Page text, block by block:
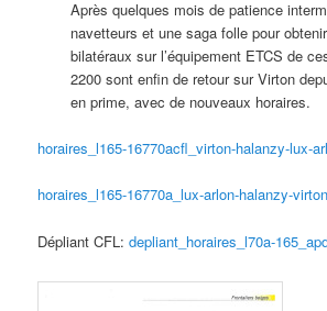
Après quelques mois de patience
navetteurs et une saga folle pour
bilatéraux sur l’équipement ETCS de
2200 sont enfin de retour sur Virton
en prime, avec de nouveaux horaires.
horaires_l165-16770acfl_virton-halanzy-lux-
horaires_l165-16770a_lux-arlon-halanzy-
Dépliant CFL:depliant_horaires_l70a-